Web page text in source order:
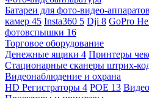
Батареи для фото-видео-аппаратов
камер 45 Insta360 5 Dji 8 GoPro
фотовспышки 16
Торговое оборудование
Денежные ящики 4 Принтеры
Стационарные сканеры штрих-
Видеонаблюдение и охрана
HD Регистраторы 4 POE 13